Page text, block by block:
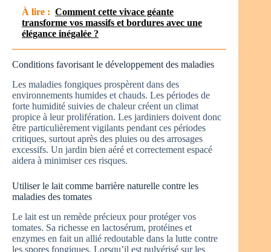
À lire : Comment cette vivace géante
transforme vos massifs et bordures avec une
élégance inégalée ?
Conditions favorisant le développement des maladies
Les maladies fongiques prospèrent dans des
environnements humides et chauds. Les périodes de
forte humidité suivies de chaleur créent un climat
propice à leur prolifération. Les jardiniers doivent donc
être particulièrement vigilants pendant ces périodes
critiques, surtout après des pluies ou des arrosages
excessifs. Un jardin bien aéré et correctement espacé
aidera à minimiser ces risques.
Utiliser le lait comme barrière naturelle contre les
maladies des tomates
Le lait est un remède précieux pour protéger vos
tomates. Sa richesse en lactosérum, protéines et
enzymes en fait un allié redoutable dans la lutte contre
les spores fongiques. Lorsqu’il est pulvérisé sur les